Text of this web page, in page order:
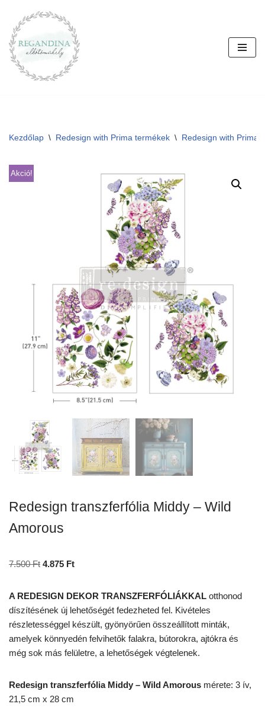
Skip
to
content
Kezdőlap \ Redesign with Prima termékek \ Redesign with Prima
Akció!
Redesign transzferfólia Middy – Wild
Amorous
7.500Ft 4.875 Ft
A REDESIGN DEKOR TRANSZFERFÓLIÁKKAL otthonod
díszítésének új lehetőségét fedezheted fel. Kivételes
részletességgel készült, gyönyörűen összeállított minták,
amelyek könnyedén felvihetők falakra, bútorokra, ajtókra és
még sok más felületre, a lehetőségek végtelenek.
Redesign transzferfólia Middy – Wild Amorous mérete: 3 ív,
21,5 cm x 28 cm